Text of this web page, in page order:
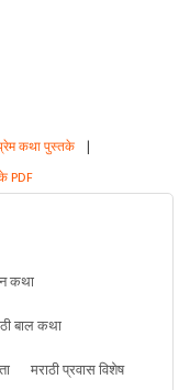
कथा पुस्तके |
PDF
कथा
बाल कथा
मराठी प्रवास विशेष